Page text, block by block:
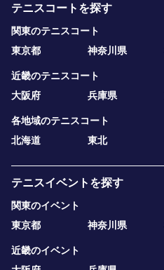
テニスコートを探す
関東のテニスコート
東京都
神奈川県
近畿のテニスコート
大阪府
兵庫県
各地域のテニスコート
北海道
東北
テニスイベントを探す
関東のイベント
東京都
神奈川県
近畿のイベント